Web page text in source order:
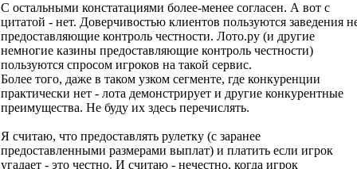
С остальными констатациями более-менее согласен. А вот с
цитатой - нет. Доверчивостью клиентов пользуются заведения
предоставляющие контроль честности. Лото.ру (и другие
немногие казины предоставляющие контроль честности)
пользуются спросом игроков на такой сервис.
Более того, даже в таком узком сегменте, где конкуренции
практически нет - лота демонстрирует и другие конкурентные
преимущества. Не буду их здесь перечислять.
Я считаю, что предоставлять рулетку (с заранее
предоставленными размерами выплат) и платить если игрок
угадает - это честно. И считаю - нечестно, когда игрок